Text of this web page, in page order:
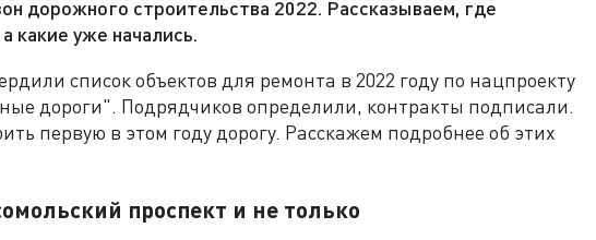
дорожного строительства 2022. Рассказываем, где
какие уже начались.
список объектов для ремонта в 2022 году по нацпроекту
дороги". Подрядчиков определили, контракты подписали.
первую в этом году дорогу. Расскажем подробнее об этих
проспект и не только